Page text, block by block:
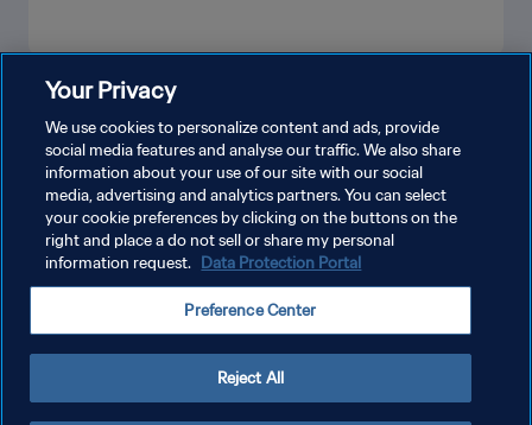
إدارة تفضيلات ملفات تعريف الارتباط
Your Privacy
We use cookies to personalize content and ads, provide
social media features and analyse our traffic. We also share
information about your use of our site with our social
media, advertising and analytics partners. You can select
your cookie preferences by clicking on the buttons on the
right and place a do not sell or share my personal
information request. Data Protection Portal
Preference Center
Reject All